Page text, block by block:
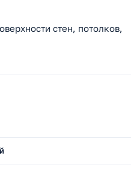
стен, потолков,